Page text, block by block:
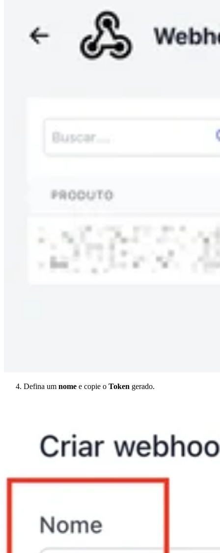
Defina um nome e copie o Token gerado.